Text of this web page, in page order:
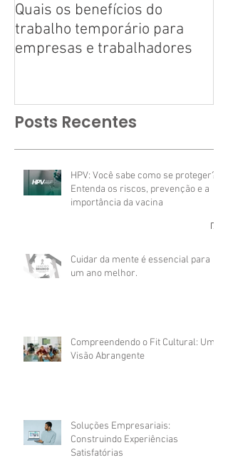
Quais os benefícios do
trabalho temporário para
empresas e trabalhadores
Posts Recentes
HPV: Você sabe como se proteger?
Entenda os riscos, prevenção e a
importância da vacina
Cuidar da mente é essencial para
um ano melhor.
Compreendendo o Fit Cultural: Uma
Visão Abrangente
Soluções Empresariais:
Construindo Experiências
Satisfatórias